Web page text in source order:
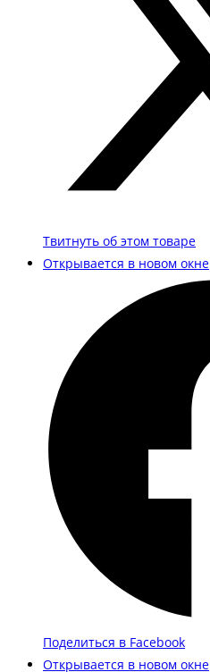
Твитнуть об этом товаре
Открывается в новом окне
Поделиться в Facebook
Открывается в новом окне